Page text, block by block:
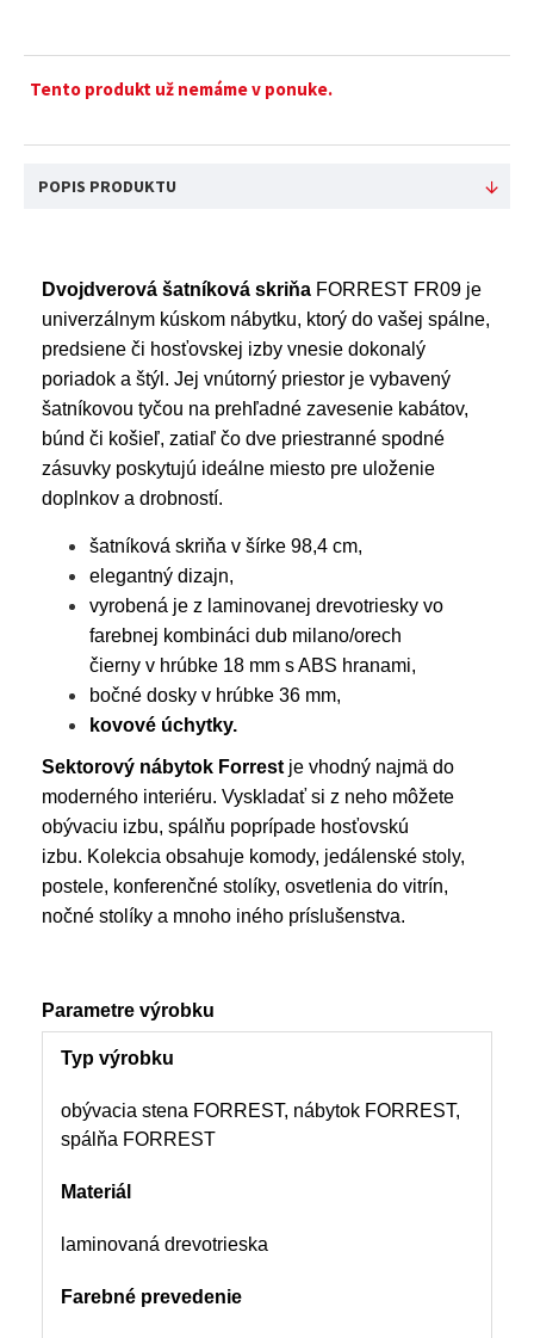
Tento produkt už nemáme v ponuke.
POPIS PRODUKTU
Dvojdverová šatníková skriňa FORREST FR09 je
univerzálnym kúskom nábytku, ktorý do vašej spálne,
predsiene či hosťovskej izby vnesie dokonalý
poriadok a štýl. Jej vnútorný priestor je vybavený
šatníkovou tyčou na prehľadné zavesenie kabátov,
búnd či košieľ, zatiaľ čo dve priestranné spodné
zásuvky poskytujú ideálne miesto pre uloženie
doplnkov a drobností.
šatníková skriňa v šírke 98,4 cm,
elegantný dizajn,
vyrobená je z laminovanej drevotriesky vo
farebnej kombináci dub milano/orech
čierny v hrúbke 18 mm s ABS hranami,
bočné dosky v hrúbke 36 mm,
kovové úchytky.
Sektorový nábytok Forrestje vhodný najmä do
moderného interiéru. Vyskladať si z neho môžete
obývaciu izbu, spálňu poprípade hosťovskú
izbu. Kolekcia obsahuje komody, jedálenské stoly,
postele, konferenčné stolíky, osvetlenia do vitrín,
nočné stolíky a mnoho iného príslušenstva.
Parametre výrobku
Typ výrobku
obývacia stena FORREST, nábytok FORREST,
spálňa FORREST
Materiál
laminovaná drevotrieska
Farebné prevedenie